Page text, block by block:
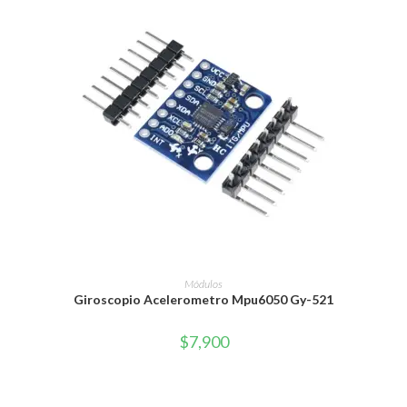
AÑADIR AL CARRITO
Módulos
Giroscopio Acelerometro Mpu6050 Gy-521
$7,900